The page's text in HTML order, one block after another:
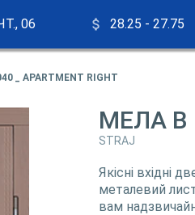
06 28.25 - 27.75
_ APARTMENT RIGHT
МЕЛА В
STRAJ
Якісні вхідні
металевий
вам